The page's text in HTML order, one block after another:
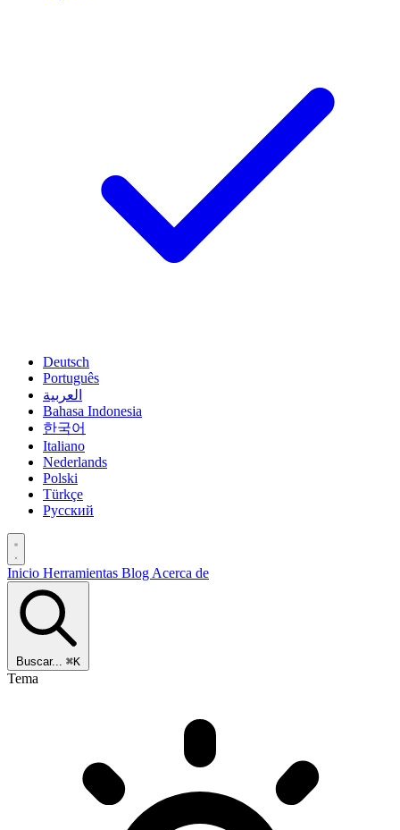
Deutsch
Português
العربية
Bahasa Indonesia
한국어
Italiano
Nederlands
Polski
Türkçe
Русский
Inicio Herramientas Blog Acerca de
Buscar... ⌘K
Tema